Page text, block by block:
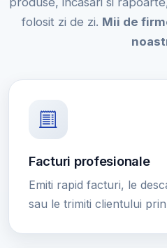
folosit zi de zi. Mii de
Facturi profesionale
Emiti rapid facturi, le
sau le trimiti clientului